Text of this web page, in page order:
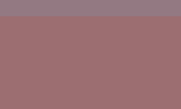
personnelles” à l’Institut Mines-